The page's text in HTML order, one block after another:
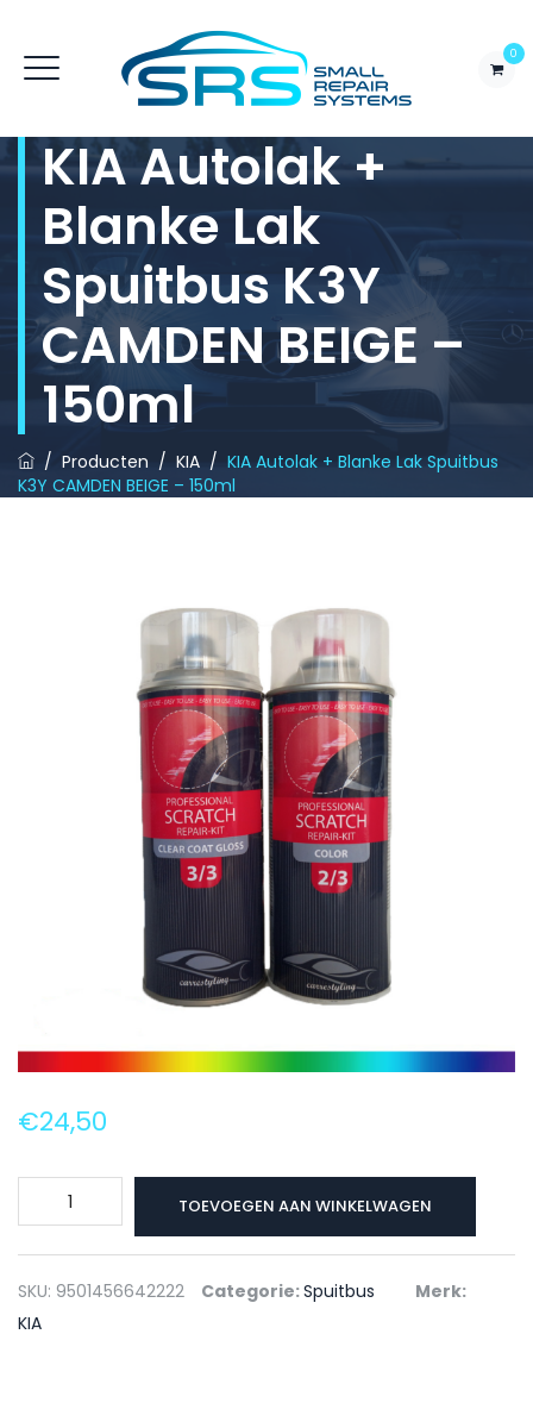
0
KIA Autolak +
Blanke Lak
Spuitbus K3Y
CAMDEN BEIGE –
150ml
/ Producten / KIA / KIA Autolak + Blanke Lak Spuitbus
K3Y CAMDEN BEIGE – 150ml
€24,50
Autolak
+
Blanke
lak
TOEVOEGEN AAN WINKELWAGEN
SKU: 9501456642222 Categorie:Spuitbus
Merk:
KIA